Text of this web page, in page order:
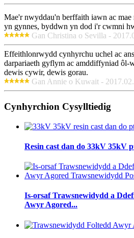
Mae'r nwyddau'n berffaith iawn ac
yn gynnes, byddwn yn dod i'r cwmni
Gan Christina o Sevilla -
Effeithlonrwydd cynhyrchu uchel ac
darpariaeth gyflym ac amddiffyniad ôl-
dewis cywir, dewis gorau.
Gan Annie o Kuwait -
Cynhyrchion Cysylltiedig
Resin cast dan do 33kV 35kV
Is-orsaf Trawsnewidydd a
Awyr Agored...